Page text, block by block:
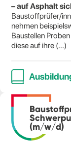
– auf Asphalt
Baustoffprüfer/
nehmen
Baustellen
diese auf ihre (...)
(m/w/d)